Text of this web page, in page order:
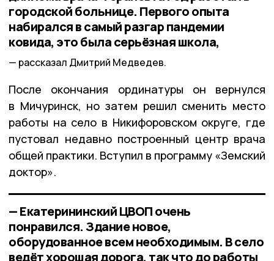
городской больнице. Первого опыта
набирался в самый разгар пандемии
ковида, это была серьёзная школа,
рассказал Дмитрий Медведев.
После окончания ординатуры он вернулся
в Мичуринск, но затем решил сменить место
работы на село в Никифоровском округе, где
пустовал недавно построенный центр врача
общей практики. Вступил в программу «Земский
доктор».
— Екатерининский ЦВОП очень
понравился. Здание новое,
оборудованное всем необходимым. В село
ведёт хорошая дорога, так что до работы